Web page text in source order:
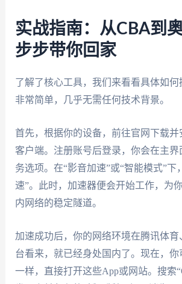
实战指南：从CBA到
步步带你回家
了解了核心工具，我们来看看具体如何
非常简单，几乎无需任何技术背景。
首先，根据你的设备，前往官网下载并
客户端。注册账号后登录，你会在主界
务选项。在“影音加速”或“智能模式”下
速”。此时，加速器便会开始工作，为
内网络的稳定隧道。
加速成功后，你的网络环境在腾讯体
台看来，就已经身处国内了。现在，
一样，直接打开这些App或网站。搜索